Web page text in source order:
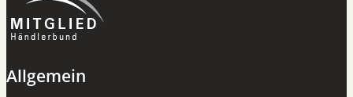
Allgemein